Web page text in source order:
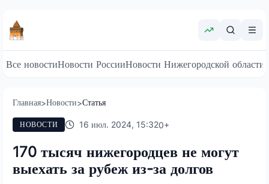
Все новостиНовости РоссииНовости Нижегородской области
Главная>Новости>Статья
НОВОСТИ 16 июл. 2024, 15:320+
170 тысяч нижегородцев не могут
выехать за рубеж из-за долгов